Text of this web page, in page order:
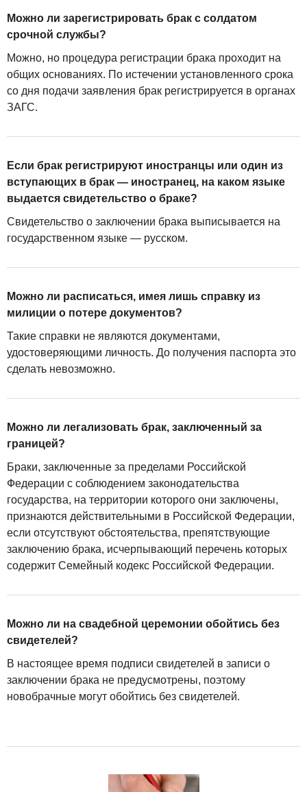
Можно ли зарегистрировать брак с солдатом
срочной службы?
Можно, но процедура регистрации брака проходит на
общих основаниях. По истечении установленного срока
со дня подачи заявления брак регистрируется в органах
ЗАГС.
Если брак регистрируют иностранцы или один из
вступающих в брак — иностранец, на каком языке
выдается свидетельство о браке?
Свидетельство о заключении брака выписывается на
государственном языке — русском.
Можно ли расписаться, имея лишь справку из
милиции о потере документов?
Такие справки не являются документами,
удостоверяющими личность. До получения паспорта это
сделать невозможно.
Можно ли легализовать брак, заключенный за
границей?
Браки, заключенные за пределами Российской
Федерации с соблюдением законодательства
государства, на территории которого они заключены,
признаются действительными в Российской Федерации,
если отсутствуют обстоятельства, препятствующие
заключению брака, исчерпывающий перечень которых
содержит Семейный кодекс Российской Федерации.
Можно ли на свадебной церемонии обойтись без
свидетелей?
В настоящее время подписи свидетелей в записи о
заключении брака не предусмотрены, поэтому
новобрачные могут обойтись без свидетелей.